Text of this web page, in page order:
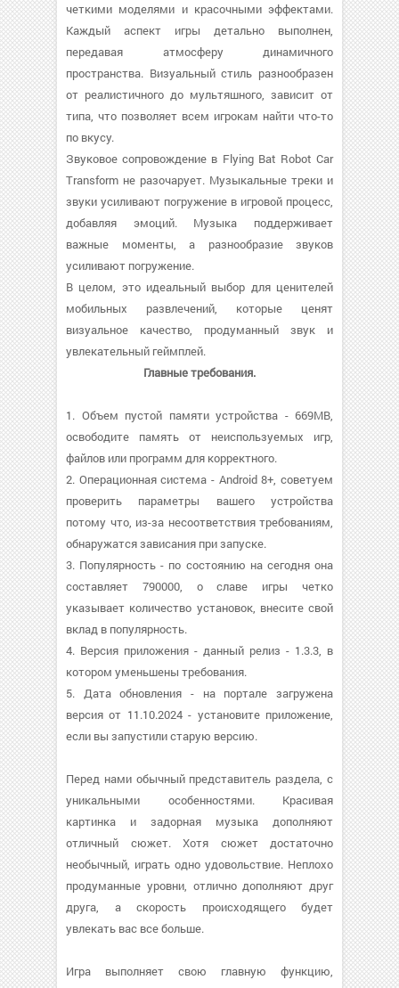
четкими моделями и красочными эффектами.
Каждый аспект игры детально выполнен,
передавая атмосферу динамичного
пространства. Визуальный стиль разнообразен
от реалистичного до мультяшного, зависит от
типа, что позволяет всем игрокам найти что-то
по вкусу.
Звуковое сопровождение в Flying Bat Robot Car
Transform не разочарует. Музыкальные треки и
звуки усиливают погружение в игровой процесс,
добавляя эмоций. Музыка поддерживает
важные моменты, а разнообразие звуков
усиливают погружение.
В целом, это идеальный выбор для ценителей
мобильных развлечений, которые ценят
визуальное качество, продуманный звук и
увлекательный геймплей.
Главные требования.
1. Объем пустой памяти устройства - 669MB,
освободите память от неиспользуемых игр,
файлов или программ для корректного.
2. Операционная система - Android 8+, советуем
проверить параметры вашего устройства
потому что, из-за несоответствия требованиям,
обнаружатся зависания при запуске.
3. Популярность - по состоянию на сегодня она
составляет 790000, о cлаве игры четко
указывает количество установок, внесите свой
вклад в популярность.
4. Версия приложения - данный релиз - 1.3.3, в
котором уменьшены требования.
5. Дата обновления - на портале загружена
версия от 11.10.2024 - установите приложение,
если вы запустили старую версию.
Перед нами обычный представитель раздела, с
уникальными особенностями. Красивая
картинка и задорная музыка дополняют
отличный сюжет. Хотя сюжет достаточно
необычный, играть одно удовольствие. Неплохо
продуманные уровни, отлично дополняют друг
друга, а скорость происходящего будет
увлекать вас все больше.
Игра выполняет свою главную функцию,